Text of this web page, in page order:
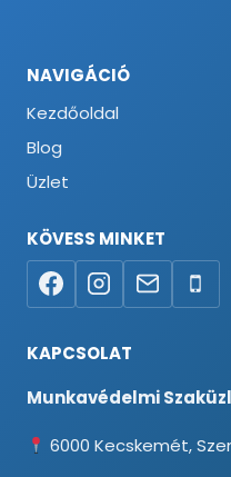
NAVIGÁCIÓ
Kezdőoldal
Blog
Üzlet
KÖVESS MINKET
KAPCSOLAT
Munkavédelmi
6000 Kecskemét,